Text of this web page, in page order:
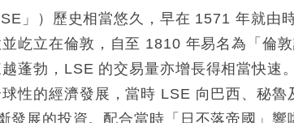
」）歷史相當悠久，早在 1571 年就由
屹立在倫敦，自至 1810 年易名為「倫
蓬勃，LSE 的交易量亦增長得相當快速。
性的經濟發展，當時 LSE 向巴西、秘魯
發展的投資。配合當時「日不落帝國」響